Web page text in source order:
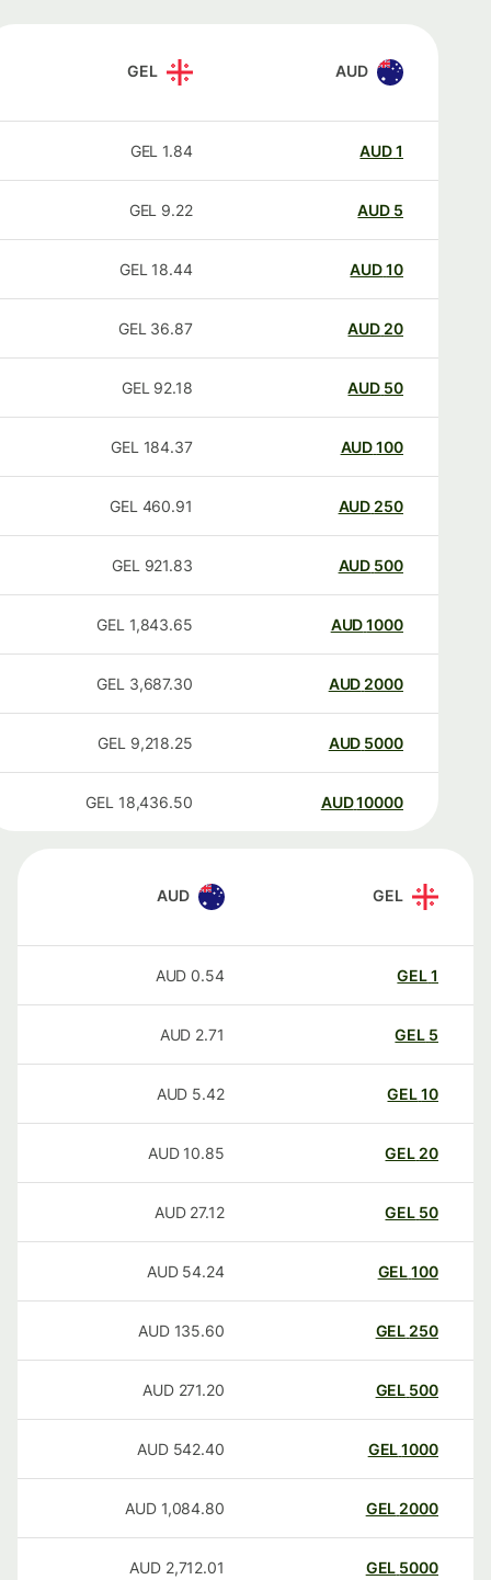
AUD
GEL
AUD
1.84
GEL
AUD
9.22
GEL
AUD
18.44
GEL
20
AUD
36.87
GEL
50
AUD
92.18
GEL
100
AUD
184.37
GEL
250
AUD
460.91
GEL
500
AUD
921.83
GEL
1000
AUD
1,843.65
GEL
2000
AUD
3,687.30
GEL
5000
AUD
9,218.25
GEL
10000
AUD
18,436.50
GEL
GEL
AUD
GEL
0.54
AUD
GEL
2.71
AUD
GEL
5.42
AUD
20
GEL
10.85
AUD
50
GEL
27.12
AUD
100
GEL
54.24
AUD
250
GEL
135.60
AUD
500
GEL
271.20
AUD
1000
GEL
542.40
AUD
2000
GEL
1,084.80
AUD
5000
GEL
2,712.01
AUD